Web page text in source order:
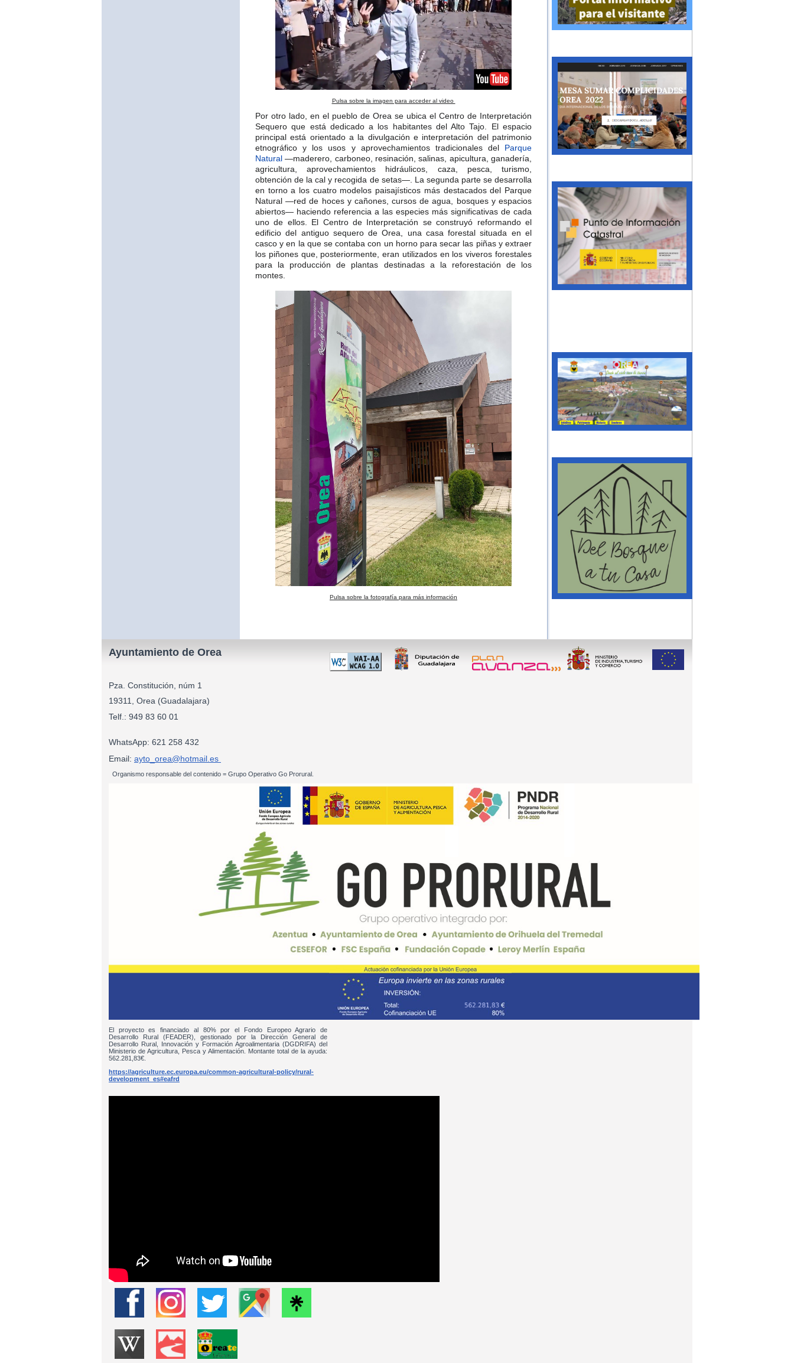
Pulsa sobre la imagen para acceder al video
Por otro lado, en el pueblo de Orea se ubica el Centro de Interpretación
Sequero que está dedicado a los habitantes del Alto Tajo. El espacio
principal está orientado a la divulgación e interpretación del patrimonio
etnográfico y los usos y aprovechamientos tradicionales del Parque
Natural —maderero, carboneo, resinación, salinas, apicultura, ganadería,
agricultura, aprovechamientos hidráulicos, caza, pesca, turismo,
obtención de la cal y recogida de setas—. La segunda parte se desarrolla
en torno a los cuatro modelos paisajísticos más destacados del Parque
Natural —red de hoces y cañones, cursos de agua, bosques y espacios
abiertos— haciendo referencia a las especies más significativas de cada
uno de ellos. El Centro de Interpretación se construyó reformando el
edificio del antiguo sequero de Orea, una casa forestal situada en el
casco y en la que se contaba con un horno para secar las piñas y extraer
los piñones que, posteriormente, eran utilizados en los viveros forestales
para la producción de plantas destinadas a la reforestación de los
montes.
Pulsa sobre la fotografía para más información
Ayuntamiento de Orea
Pza. Constitución, núm 1
19311, Orea (Guadalajara)
Telf.: 949 83 60 01
WhatsApp: 621 258 432
Email: ayto_orea@hotmail.es
Organismo responsable del contenido = Grupo Operativo Go Prorural.
El proyecto es financiado al 80% por el Fondo Europeo Agrario de
Desarrollo Rural (FEADER), gestionado por la Dirección General de
Desarrollo Rural, Innovación y Formación Agroalimentaria (DGDRIFA) del
Ministerio de Agricultura, Pesca y Alimentación. Montante total de la ayuda:
562.281,83€.
https://agriculture.ec.europa.eu/common-agricultural-policy/rural-
development_es#eafrd